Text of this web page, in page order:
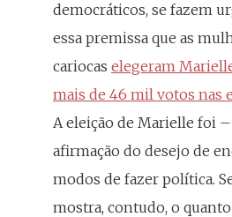
democráticos, se fazem
essa premissa que as
cariocas elegeram
mais de 46 mil votos nas
A eleição de Marielle foi
afirmação do desejo de
modos de fazer política.
mostra, contudo, o